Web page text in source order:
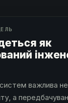
як
важлива
а